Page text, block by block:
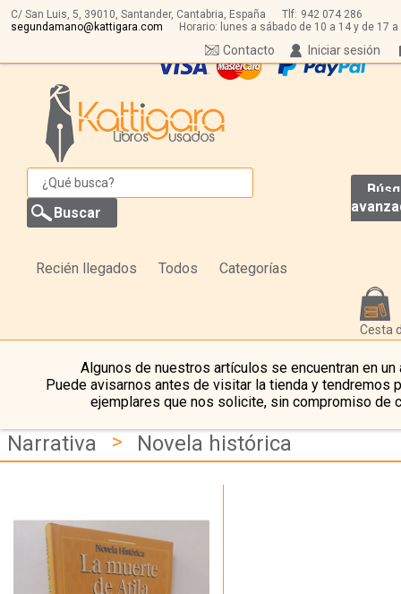
C/ San Luis, 5, 39010, Santander, Cantabria, España Tlf: 942 074 286
segundamano@kattigara.com
Horario: lunes a sábado de 10 a 14 y de 17 a
Iniciar sesión
Contacto
Recién llegados Todos Categorías
Cesta
Algunos de nuestros artículos se encuentran en un
Puede avisarnos antes de visitar la tienda y tendremos
ejemplares que nos solicite, sin compromiso de
Narrativa > Novela histórica